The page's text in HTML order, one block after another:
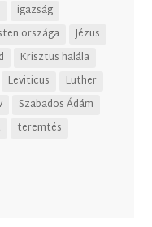
igazság
országa
Jézus
Krisztus halála
Leviticus
Luther
Szabados Ádám
teremtés